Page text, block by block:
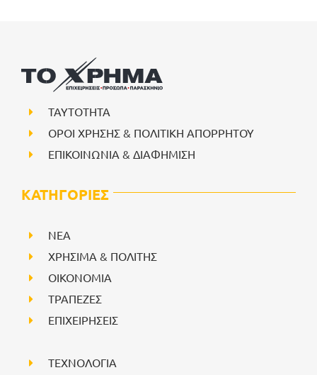
ΤΑΥΤΟΤΗΤΑ
ΟΡΟΙ ΧΡΗΣΗΣ & ΠΟΛΙΤΙΚΗ ΑΠΟΡΡΗΤΟΥ
ΕΠΙΚΟΙΝΩΝΙΑ & ΔΙΑΦΗΜΙΣΗ
ΚΑΤΗΓΟΡΙΕΣ
NEA
ΧΡΗΣΙΜΑ & ΠΟΛΙΤΗΣ
ΟΙΚΟΝΟΜΙΑ
ΤΡΑΠΕΖΕΣ
ΕΠΙΧΕΙΡΗΣΕΙΣ
ΤΕΧΝΟΛΟΓΙΑ